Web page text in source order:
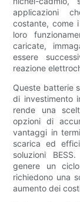
applicazioni
costante, come
loro
caricate,
essere
reazione
Queste batterie
di investimento
rende una
opzioni di
vantaggi in
scarica ed
soluzioni
genere un
richiedono una
aumento dei